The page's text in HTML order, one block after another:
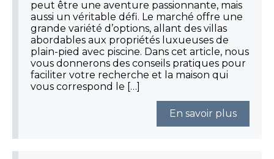
peut être une aventure passionnante, mais
aussi un véritable défi. Le marché offre une
grande variété d’options, allant des villas
abordables aux propriétés luxueuses de
plain-pied avec piscine. Dans cet article, nous
vous donnerons des conseils pratiques pour
faciliter votre recherche et la maison qui
vous correspond le […]
En savoir plus